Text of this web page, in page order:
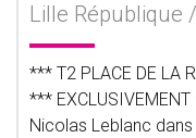
Lille République
*** T2 PLACE DE LA
***
Nicolas Leblanc dans